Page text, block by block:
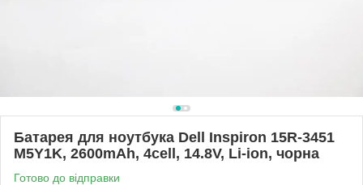
Батарея для ноутбука Dell Inspiron 15R-3451
M5Y1K, 2600mAh, 4cell, 14.8V, Li-ion, чорна
Готово до відправки